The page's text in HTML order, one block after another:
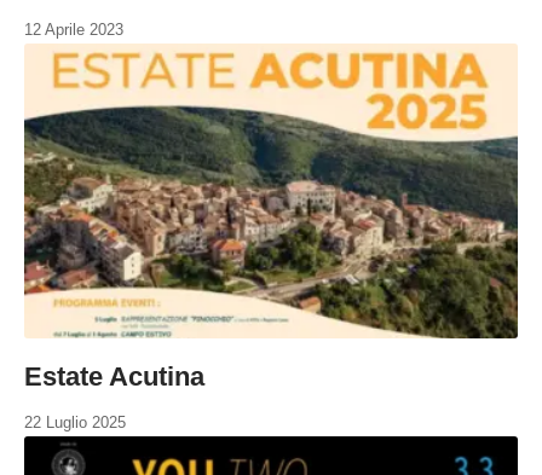
12 Aprile 2023
Estate Acutina
22 Luglio 2025